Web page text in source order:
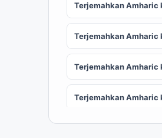
Terjemahkan Amharic
Terjemahkan Amharic
Terjemahkan Amharic
Terjemahkan Amharic